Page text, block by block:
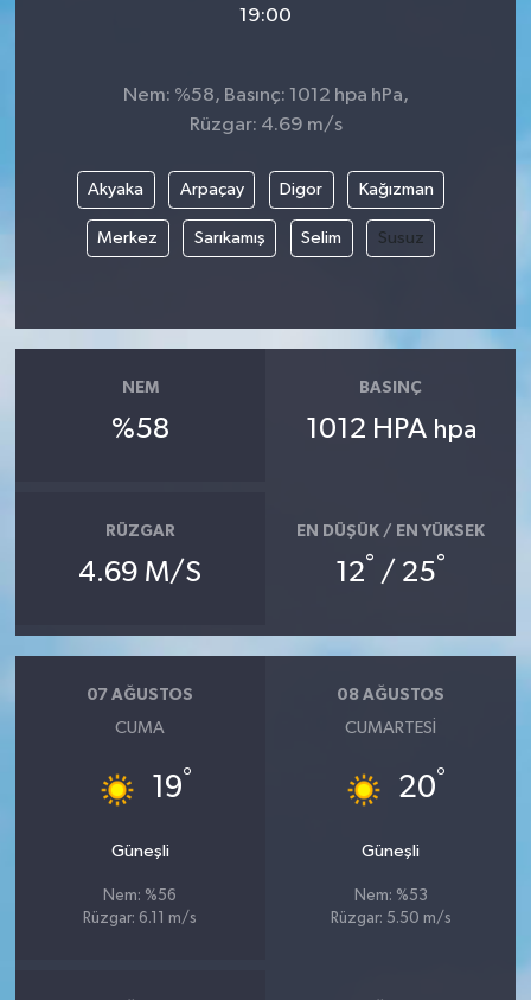
19:00
Nem: %58, Basınç: 1012 hpa hPa,
Rüzgar: 4.69 m/s
Akyaka Arpaçay Digor Kağızman
Merkez Sarıkamış Selim Susuz
NEM
%58
BASINÇ
1012 HPA hpa
RÜZGAR
4.69 M/S
EN DÜŞÜK / EN YÜKSEK
12° / 25°
07 AĞUSTOS
CUMA
19°
Güneşli
Nem: %56
Rüzgar: 6.11 m/s
08 AĞUSTOS
CUMARTESI
20°
Güneşli
Nem: %53
Rüzgar: 5.50 m/s